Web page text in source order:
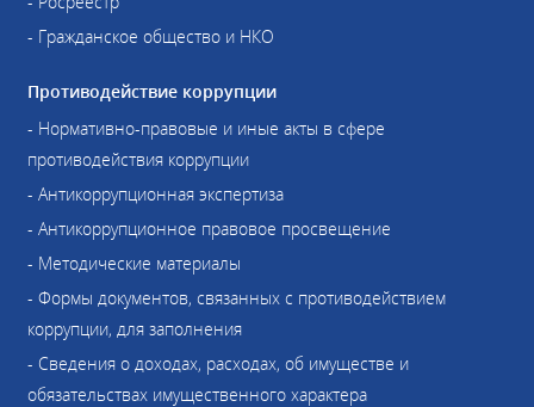
- Гражданское общество и НКО
Противодействие коррупции
- Нормативно-правовые и иные акты в сфере
противодействия коррупции
- Антикоррупционная экспертиза
- Антикоррупционное правовое просвещение
- Методические материалы
- Формы документов, связанных с противодействием
коррупции, для заполнения
- Сведения о доходах, расходах, об имуществе и
обязательствах имущественного характера